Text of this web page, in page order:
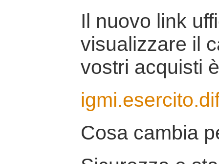
Il nuovo link
visualizzare il
vostri acquisti
Cosa cambia